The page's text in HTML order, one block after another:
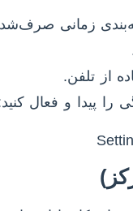
زمانی
از تلفن.
را پیدا و فعال